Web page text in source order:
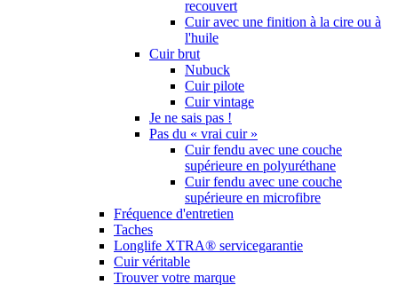
recouvert
Cuir avec une finition à la cire ou à
l'huile
Cuir brut
Nubuck
Cuir pilote
Cuir vintage
Je ne sais pas !
Pas du « vrai cuir »
Cuir fendu avec une couche
supérieure en polyuréthane
Cuir fendu avec une couche
supérieure en microfibre
Fréquence d'entretien
Taches
Longlife XTRA® servicegarantie
Cuir véritable
Trouver votre marque